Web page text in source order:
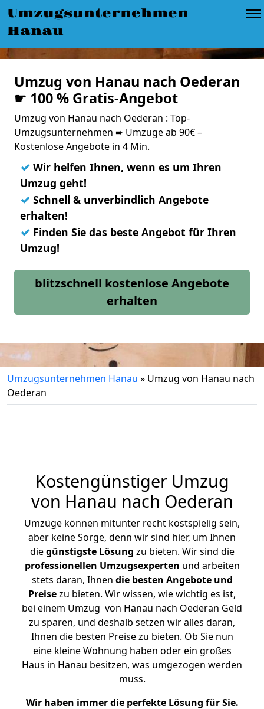
Umzugsunternehmen
Hanau
Umzug von Hanau nach Oederan
☛ 100 % Gratis-Angebot
Umzug von Hanau nach Oederan : Top-
Umzugsunternehmen ➨ Umzüge ab 90€ –
Kostenlose Angebote in 4 Min.
✓ Wir helfen Ihnen, wenn es um Ihren
Umzug geht!
✓ Schnell & unverbindlich Angebote
erhalten!
✓ Finden Sie das beste Angebot für Ihren
Umzug!
blitzschnell kostenlose Angebote
erhalten
Umzugsunternehmen Hanau » Umzug von Hanau nach
Oederan
Kostengünstiger Umzug
von Hanau nach Oederan
Umzüge können mitunter recht kostspielig sein,
aber keine Sorge, denn wir sind hier, um Ihnen
diegünstigste Lösung zu bieten. Wir sind die
professionellen Umzugsexperten und arbeiten
stets daran, Ihnen die besten Angebote und
Preisezu bieten. Wir wissen, wie wichtig es ist,
bei einem Umzug von Hanau nach Oederan Geld
zu sparen, und deshalb setzen wir alles daran,
Ihnen die besten Preise zu bieten. Ob Sie nun
eine kleine Wohnung haben oder ein großes
Haus in Hanau besitzen, was umgezogen werden
muss.
Wir haben immer die perfekte Lösung für Sie.